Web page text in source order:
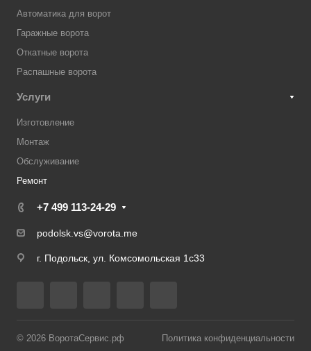
Автоматика для ворот
Гаражные ворота
Откатные ворота
Распашные ворота
Услуги
Изготовление
Монтаж
Обслуживание
Ремонт
+7 499 113-24-29
podolsk.vs@vorota.me
г. Подольск, ул. Комсомольская 1с33
© 2026 ВоротаСервис.рф Политика конфиденциальности